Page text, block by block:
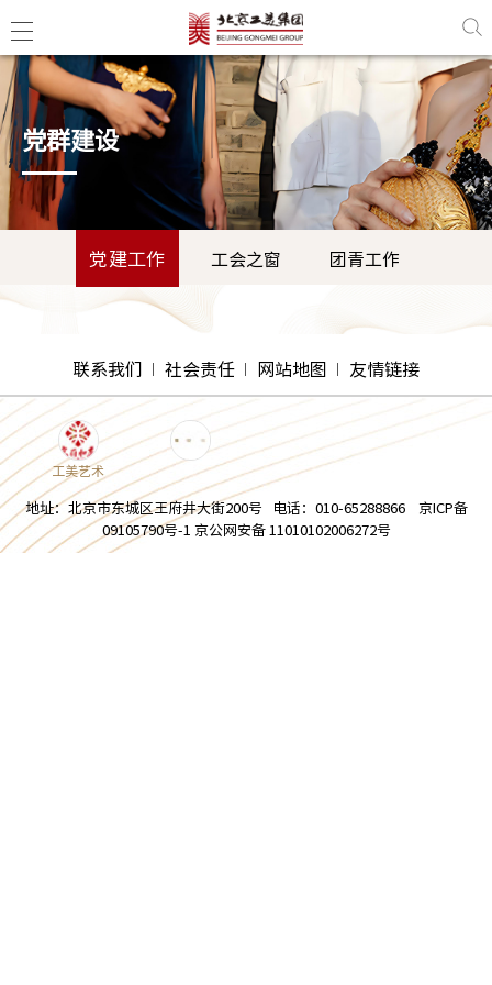
党群建设
党建工作 工会之窗 团青工作
联系我们 社会责任 网站地图 友情链接
工美艺术
地址：北京市东城区王府井大街200号 电话：010-65288866 京ICP备
09105790号-1 京公网安备 11010102006272号